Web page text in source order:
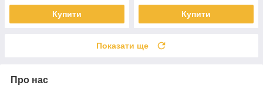
Купити Купити
Показати ще
Про нас